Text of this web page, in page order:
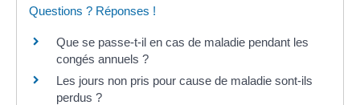
Questions ? Réponses !
Que se passe-t-il en cas de maladie pendant les
congés annuels ?
Les jours non pris pour cause de maladie sont-ils
perdus ?